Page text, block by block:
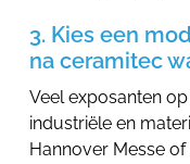
3. Kies een
na ceramitec
Veel exposanten
industriële en
Hannover Messe